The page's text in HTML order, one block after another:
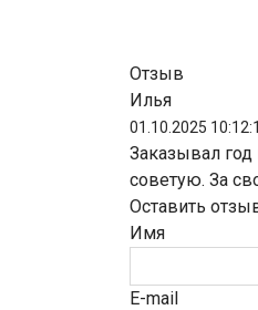
Отзыв
Илья
01.10.2025
Заказывал год
советую. За
Оставить
Имя
E-mail